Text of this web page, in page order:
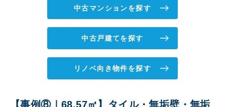
中古マンションを探す
中古戸建てを探す
リノベ向き物件を探す
【事例⑧｜68.57㎡】タイル・無垢壁・無垢